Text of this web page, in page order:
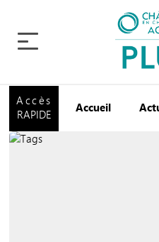
Accès
RAPIDE
Accueil